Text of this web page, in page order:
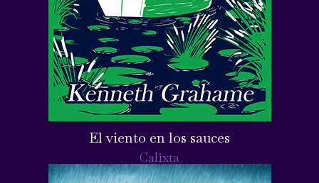
El viento en los sauces
Calixta